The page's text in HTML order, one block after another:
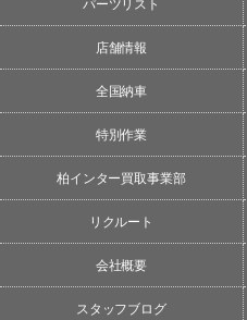
パーツリスト
店舗情報
全国納車
特別作業
柏インター買取事業部
リクルート
会社概要
スタッフブログ